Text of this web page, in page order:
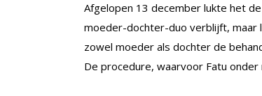
Afgelopen 13 december lukte het
moeder-dochter-duo verblijft, maar
zowel moeder als dochter de
De procedure, waarvoor Fatu